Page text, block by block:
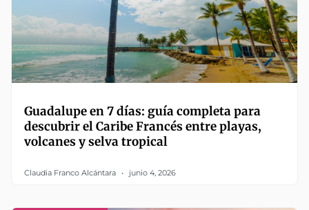
Guadalupe en 7 días: guía completa para
descubrir el Caribe Francés entre playas,
volcanes y selva tropical
Claudia Franco Alcántara junio 4, 2026